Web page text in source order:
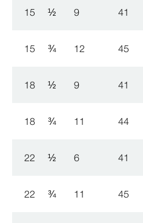
15 ½ 9 41
15 ¾ 12 45
18 ½ 9 41
18 ¾ 11 44
22 ½ 6 41
22 ¾ 11 45